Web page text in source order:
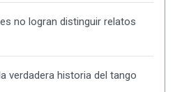
no logran distinguir relatos
verdadera historia del tango